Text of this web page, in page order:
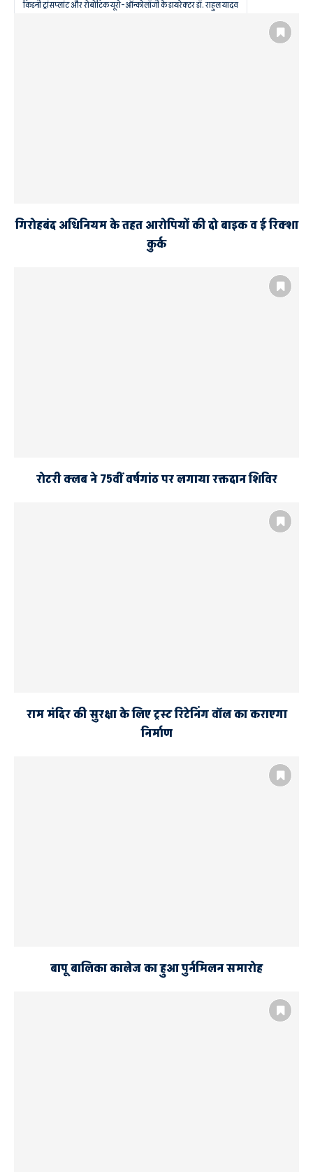
किडनी ट्रांसप्लांट और रोबोटिक यूरो-ऑन्कोलॉजी के डायरेक्टर डॉ. राहुल यादव
गिरोहबंद अधिनियम के तहत आरोपियों की दो बाइक व ई रिक्शा
कुर्क
रोटरी क्लब ने 75वीं वर्षगांठ पर लगाया रक्तदान शिविर
राम मंदिर की सुरक्षा के लिए ट्रस्ट रिटेनिंग वॉल का कराएगा
निर्माण
बापू बालिका कालेज का हुआ पुर्नमिलन समारोह